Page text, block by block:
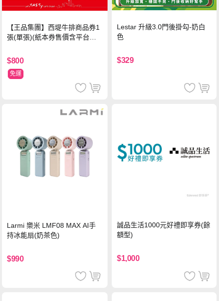
【王品集團】西堤牛排商品券1
張(單張)(紙本券售價含平台物
$800
免運
Lestar 升級3.0門後掛勾-奶白
色
$329
Larmi 樂米 LMF08 MAX AI手
持冰能扇(奶茶色)
$990
誠品生活1000元好禮即享券(餘
額型)
$1,000